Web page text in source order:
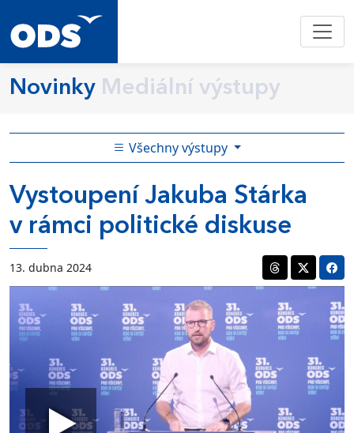
Novinky Mediální výstupy
Všechny výstupy
Vystoupení Jakuba Stárka
v rámci politické diskuse
13. dubna 2024